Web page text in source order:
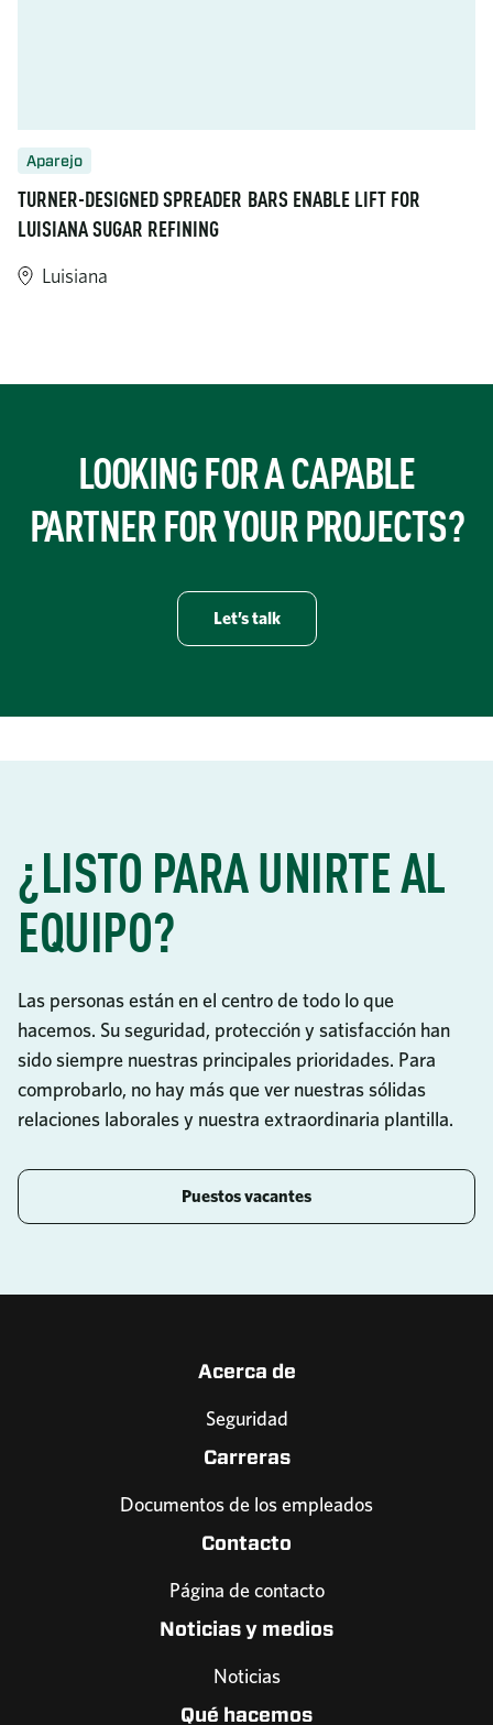
Aparejo
TURNER-DESIGNED SPREADER BARS ENABLE LIFT FOR
LUISIANA SUGAR REFINING
Luisiana
LOOKING FOR A CAPABLE
PARTNER FOR YOUR PROJECTS?
Let’s talk
¿LISTO PARA UNIRTE AL
EQUIPO?
Las personas están en el centro de todo lo que
hacemos. Su seguridad, protección y satisfacción han
sido siempre nuestras principales prioridades. Para
comprobarlo, no hay más que ver nuestras sólidas
relaciones laborales y nuestra extraordinaria plantilla.
Puestos vacantes
Acerca de
Seguridad
Carreras
Documentos de los empleados
Contacto
Página de contacto
Noticias y medios
Noticias
Qué hacemos